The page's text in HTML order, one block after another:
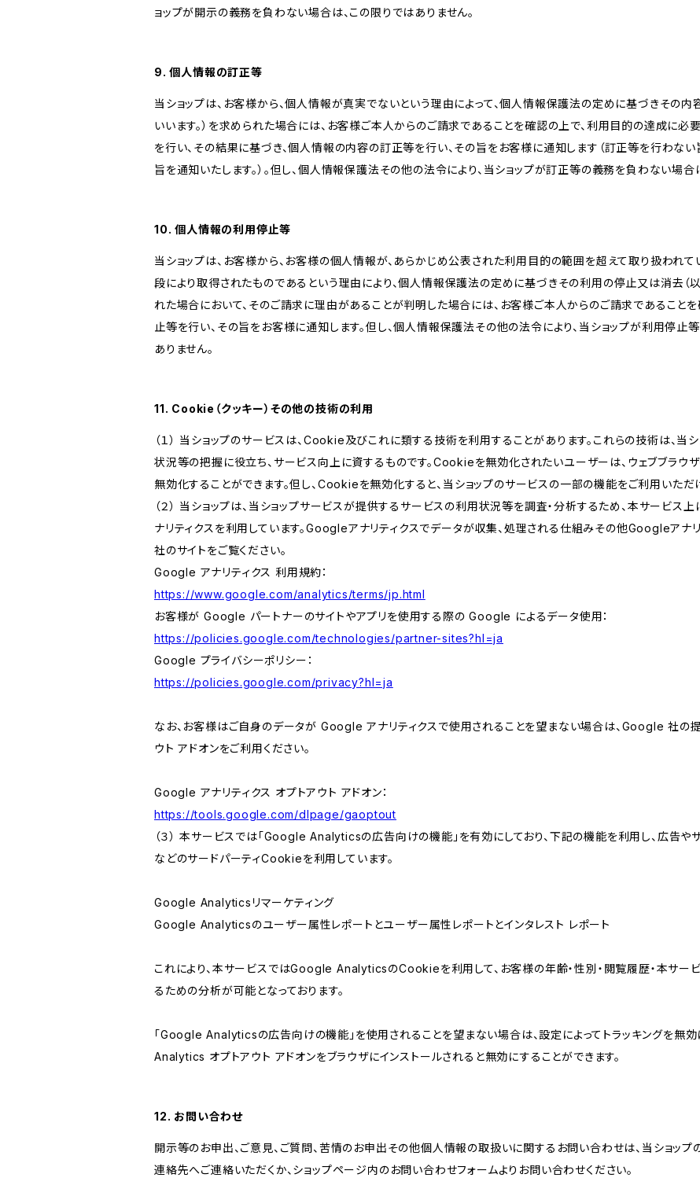
ョップが開示の義務を負わない場合は、この限りではありません。
9. 個人情報の訂正等
当ショップは、お客様から、個人情報が真実でないという理由によって、個人情報保護法の定めに基づきその内
いいます。）を求められた場合には、お客様ご本人からのご請求であることを確認の上で、利用目的の達成に必
を行い、その結果に基づき、個人情報の内容の訂正等を行い、その旨をお客様に通知します（訂正等を行わな
旨を通知いたします。）。但し、個人情報保護法その他の法令により、当ショップが訂正等の義務を負わない場合
10. 個人情報の利用停止等
当ショップは、お客様から、お客様の個人情報が、あらかじめ公表された利用目的の範囲を超えて取り扱われ
段により取得されたものであるという理由により、個人情報保護法の定めに基づきその利用の停止又は消去（以
れた場合において、そのご請求に理由があることが判明した場合には、お客様ご本人からのご請求であること
止等を行い、その旨をお客様に通知します。但し、個人情報保護法その他の法令により、当ショップが利用停止
ありません。
11. Cookie（クッキー）その他の技術の利用
（１） 当ショップのサービスは、Cookie及びこれに類する技術を利用することがあります。これらの技術は、当
状況等の把握に役立ち、サービス向上に資するものです。Cookieを無効化されたいユーザーは、ウェブブラ
無効化することができます。但し、Cookieを無効化すると、当ショップのサービスの一部の機能をご利用いただ
（２） 当ショップは、当ショップサービスが提供するサービスの利用状況等を調査・分析するため、本サービ
ナリティクスを利用しています。Googleアナリティクスでデータが収集、処理される仕組みその他Googleアナ
社のサイトをご覧ください。
Google アナリティクス 利用規約：
https://www.google.com/analytics/terms/jp.html
お客様が Google パートナーのサイトやアプリを使用する際の Google によるデータ使用：
https://policies.google.com/technologies/partner-sites?hl=ja
Google プライバシーポリシー：
https://policies.google.com/privacy?hl=ja
なお、お客様はご自身のデータが Google アナリティクスで使用されることを望まない場合は、Google 社の
ウト アドオンをご利用ください。
Google アナリティクス オプトアウト アドオン：
https://tools.google.com/dlpage/gaoptout
（３） 本サービスでは「Google Analyticsの広告向けの機能」を有効にしており、下記の機能を利用し、広
などのサードパーティCookieを利用しています。
Google Analyticsリマーケティング
Google Analyticsのユーザー属性レポートとユーザー属性レポートとインタレスト レポート
これにより、本サービスではGoogle AnalyticsのCookieを利用して、お客様の年齢・性別・閲覧履歴・本サー
るための分析が可能となっております。
「Google Analyticsの広告向けの機能」を使用されることを望まない場合は、設定によってトラッキングを無
Analytics オプトアウト アドオンをブラウザにインストールされると無効にすることができます。
12. お問い合わせ
開示等のお申出、ご意見、ご質問、苦情のお申出その他個人情報の取扱いに関するお問い合わせは、当ショップ
連絡先へご連絡いただくか、ショップページ内のお問い合わせフォームよりお問い合わせください。